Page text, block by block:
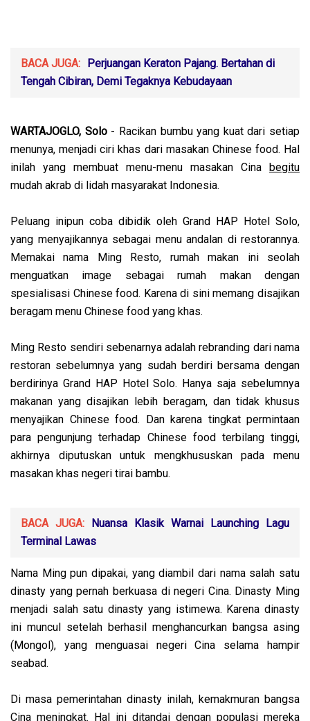
BACA JUGA: Perjuangan Keraton Pajang. Bertahan di
Tengah Cibiran, Demi Tegaknya Kebudayaan
WARTAJOGLO, Solo- Racikan bumbu yang kuat dari setiap
menunya, menjadi ciri khas dari masakan Chinese food. Hal
inilah yang membuat menu-menu masakan Cina begitu
mudah akrab di lidah masyarakat Indonesia.
Peluang inipun coba dibidik oleh Grand HAP Hotel Solo,
yang menyajikannya sebagai menu andalan di restorannya.
Memakai nama Ming Resto, rumah makan ini seolah
menguatkan image sebagai rumah makan dengan
spesialisasi Chinese food. Karena di sini memang disajikan
beragam menu Chinese food yang khas.
Ming Resto sendiri sebenarnya adalah rebranding dari nama
restoran sebelumnya yang sudah berdiri bersama dengan
berdirinya Grand HAP Hotel Solo. Hanya saja sebelumnya
makanan yang disajikan lebih beragam, dan tidak khusus
menyajikan Chinese food. Dan karena tingkat permintaan
para pengunjung terhadap Chinese food terbilang tinggi,
akhirnya diputuskan untuk mengkhususkan pada menu
masakan khas negeri tirai bambu.
BACA JUGA: Nuansa Klasik Warnai Launching Lagu
Terminal Lawas
Nama Ming pun dipakai, yang diambil dari nama salah satu
dinasty yang pernah berkuasa di negeri Cina. Dinasty Ming
menjadi salah satu dinasty yang istimewa. Karena dinasty
ini muncul setelah berhasil menghancurkan bangsa asing
(Mongol), yang menguasai negeri Cina selama hampir
seabad.
Di masa pemerintahan dinasty inilah, kemakmuran bangsa
Cina meningkat. Hal ini ditandai dengan populasi mereka